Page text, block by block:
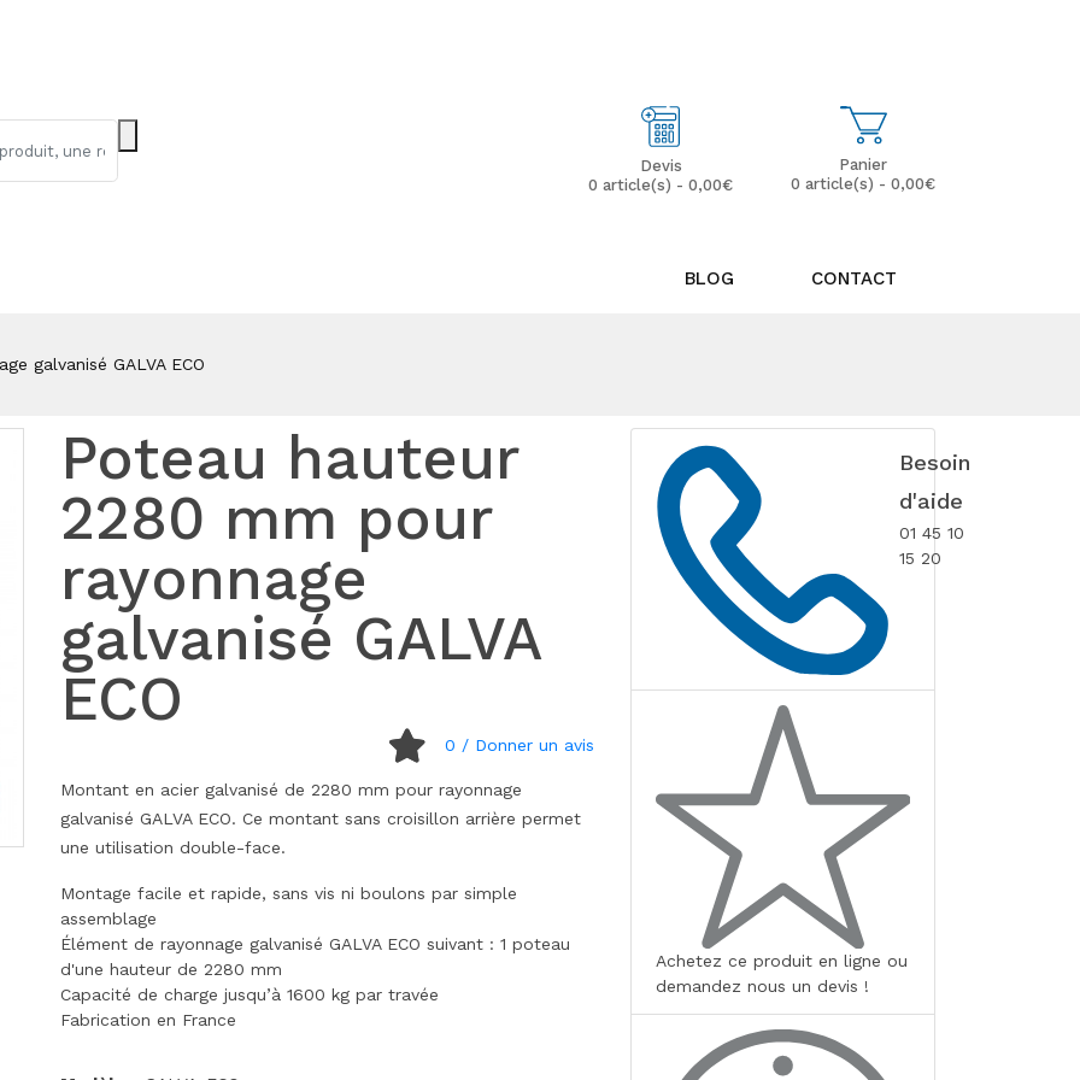
Panier
0 article(s) - 0,00€
Devis
0 article(s) - 0,00€
BLOG CONTACT
galvanisé GALVA ECO
Poteau hauteur
2280 mm pour
rayonnage
galvanisé GALVA
ECO
0 / Donner un avis
Montant en acier galvanisé de 2280 mm pour rayonnage
galvanisé GALVA ECO. Ce montant sans croisillon arrière permet
une utilisation double-face.
Montage facile et rapide, sans vis ni boulons par simple
assemblage
Élément de rayonnage galvanisé GALVA ECO suivant : 1 poteau
d'une hauteur de 2280 mm
Capacité de charge jusqu’à 1600 kg par travée
Fabrication en France
Besoin
d'aide
01 45 10
15 20
Achetez ce produit en ligne ou
demandez nous un devis !